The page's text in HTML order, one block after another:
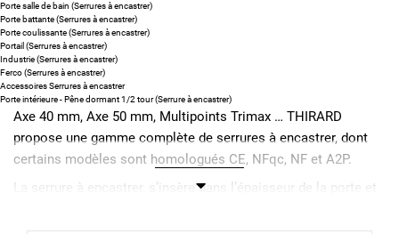
Porte salle de bain (Serrures à encastrer)
Porte battante (Serrures à encastrer)
Porte coulissante (Serrures à encastrer)
Portail (Serrures à encastrer)
Industrie (Serrures à encastrer)
Ferco (Serrures à encastrer)
Accessoires Serrures à encastrer
Porte intérieure - Pêne dormant 1/2 tour (Serrure à encastrer)
Axe 40 mm, Axe 50 mm, Multipoints Trimax … THIRARD
propose une gamme complète de serrures à encastrer, dont
certains modèles sont homologués CE, NFqc, NF et A2P.
La serrure à encastrer, s’insère dans l’épaisseur de la porte et
puisqu’il est possible d’y adapter toutes les variétés de